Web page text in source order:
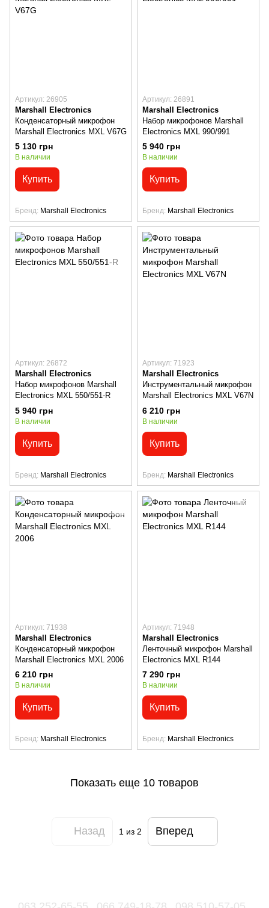
Артикул: 26905
Marshall Electronics
Конденсаторный микрофон
Marshall Electronics MXL V67G
5 130 грн
В наличии
Купить
Бренд Marshall Electronics
Артикул: 26891
Marshall Electronics
Набор микрофонов Marshall
Electronics MXL 990/991
5 940 грн
В наличии
Купить
Бренд Marshall Electronics
Артикул: 26872
Marshall Electronics
Набор микрофонов Marshall
Electronics MXL 550/551-R
5 940 грн
В наличии
Купить
Бренд Marshall Electronics
Артикул: 71923
Marshall Electronics
Инструментальный микрофон
Marshall Electronics MXL V67N
6 210 грн
В наличии
Купить
Бренд Marshall Electronics
Артикул: 71938
Marshall Electronics
Конденсаторный микрофон
Marshall Electronics MXL 2006
6 210 грн
В наличии
Купить
Бренд Marshall Electronics
Артикул: 71948
Marshall Electronics
Ленточный микрофон Marshall
Electronics MXL R144
7 290 грн
В наличии
Купить
Бренд Marshall Electronics
Показать еще 10 товаров
Назад 1 из 2 Вперед